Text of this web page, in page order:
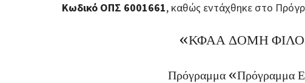
Κωδικό ΟΠΣ 6001661, καθώς εντάχθηκε στο
«ΚΦΑΑ ΔΟΜΗ
Πρόγραμμα «Πρόγραμμα